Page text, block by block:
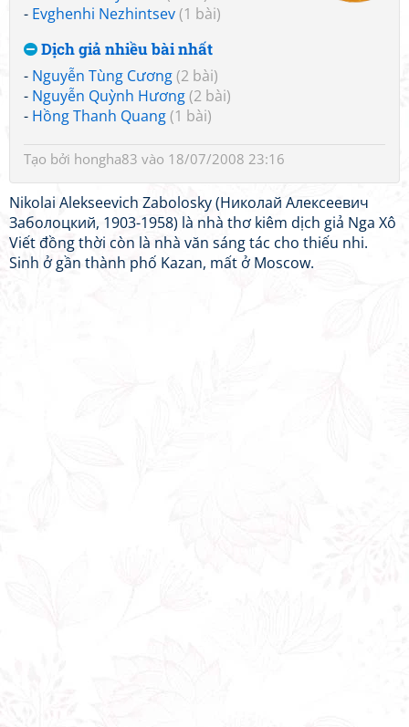
- Evghenhi Nezhintsev(1 bài)
Dịch giả nhiều bài nhất
- Nguyễn Tùng Cương(2 bài)
- Nguyễn Quỳnh Hương(2 bài)
- Hồng Thanh Quang(1 bài)
Tạo bởi hongha83 vào 18/07/2008 23:16
Nikolai Alekseevich Zabolosky (Николай Алексеевич
Заболоцкий, 1903-1958) là nhà thơ kiêm dịch giả Nga Xô
Viết đồng thời còn là nhà văn sáng tác cho thiếu nhi.
Sinh ở gần thành phố Kazan, mất ở Moscow.